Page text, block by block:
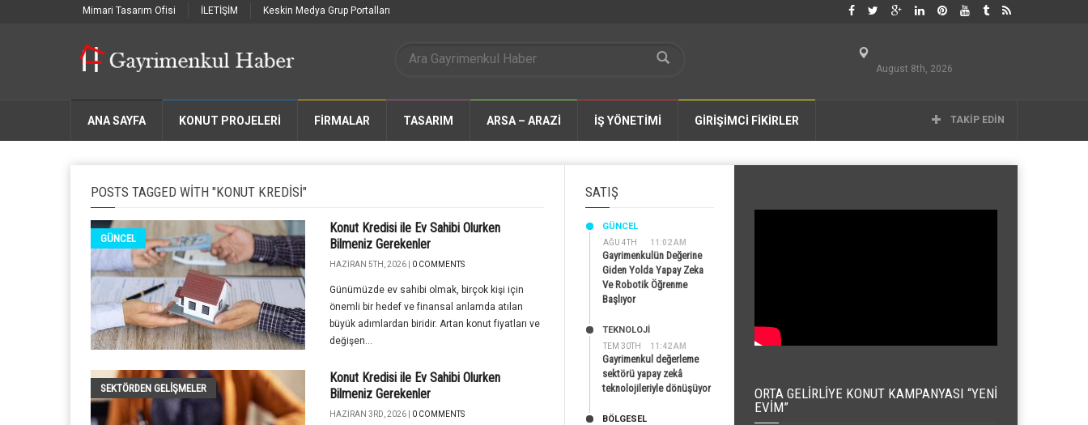
Mimari Tasarım Ofisi İLETİŞİM Keskin Medya Grup Portalları
August 8th, 2026
ANA SAYFA KONUT PROJELERİ FIRMALAR TASARIM ARSA – ARAZİ İŞ YÖNETİMİ GİRİŞİMCİ FİKİRLER TAKIP EDIN
POSTS TAGGED WITH "KONUT KREDISI"
GÜNCEL
Konut Kredisi ile Ev Sahibi Olurken
Bilmeniz Gerekenler
HAZIRAN 5TH, 2026 | 0 COMMENTS
Günümüzde ev sahibi olmak, birçok kişi için
önemli bir hedef ve finansal anlamda atılan
büyük adımlardan biridir. Artan konut fiyatları ve
değişen...
SEKTÖRDEN GELIŞMELER
Konut Kredisi ile Ev Sahibi Olurken
Bilmeniz Gerekenler
HAZIRAN 3RD, 2026 | 0 COMMENTS
SATIŞ
AĞU 4TH 11:02 AM
GÜNCEL
Gayrimenkulün Değerine
Giden Yolda Yapay Zeka
Ve Robotik Öğrenme
Başlıyor
TEM 30TH 11:42 AM
TEKNOLOJİ
Gayrimenkul değerleme
sektörü yapay zekâ
teknolojileriyle dönüşüyor
BÖLGESEL
ORTA GELIRLIYE KONUT KAMPANYASI “YENI
EVIM”